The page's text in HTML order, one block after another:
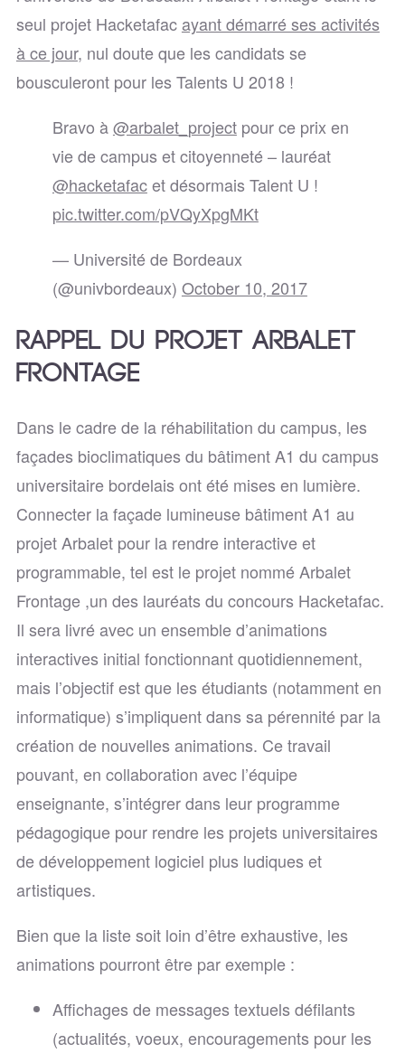
seul projet Hacketafacayant démarré ses activités
à ce jour, nul doute que les candidats se
bousculeront pour les Talents U 2018 !
Bravo à@arbalet_projectpour ce prix en
vie de campus et citoyenneté – lauréat
@hacketafacet désormais Talent U !
pic.twitter.com/pVQyXpgMKt
— Université de Bordeaux
(@univbordeaux) October 10, 2017
RAPPEL DU PROJET ARBALET
FRONTAGE
Dans le cadre de la réhabilitation du campus, les
façades bioclimatiques du bâtiment A1 du campus
universitaire bordelais ont été mises en lumière.
Connecter la façade lumineuse bâtiment A1 au
projet Arbalet pour la rendre interactive et
programmable, tel est le projet nommé Arbalet
Frontage ,un des lauréats du concours Hacketafac.
Il sera livré avec un ensemble d’animations
interactives initial fonctionnant quotidiennement,
mais l’objectif est que les étudiants (notamment en
informatique) s’impliquent dans sa pérennité par la
création de nouvelles animations. Ce travail
pouvant, en collaboration avec l’équipe
enseignante, s’intégrer dans leur programme
pédagogique pour rendre les projets universitaires
de développement logiciel plus ludiques et
artistiques.
Bien que la liste soit loin d’être exhaustive, les
animations pourront être par exemple :
Affichages de messages textuels défilants
(actualités, voeux, encouragements pour les